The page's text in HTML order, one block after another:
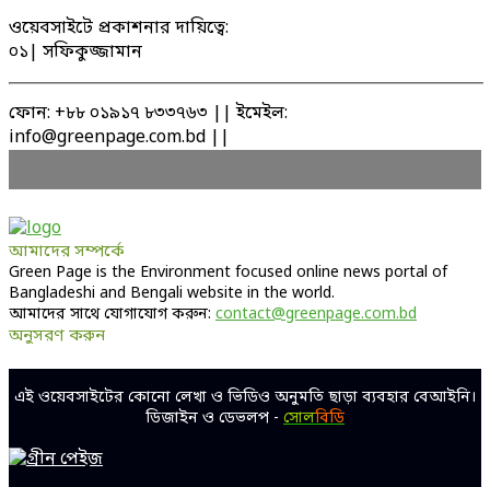
ওয়েবসাইটে প্রকাশনার দায়িত্বে:
০১| সফিকুজ্জামান
ফোন: +৮৮ ০১৯১৭ ৮৩৩৭৬৩ || ইমেইল:
info@greenpage.com.bd ||
আমাদের সম্পর্কে
Green Page is the Environment focused online news portal of
Bangladeshi and Bengali website in the world.
আমাদের সাথে যোগাযোগ করুন: contact@greenpage.com.bd
অনুসরণ করুন
এই ওয়েবসাইটের কোনো লেখা ও ভিডিও অনুমতি ছাড়া ব্যবহার বেআইনি।
ডিজাইন ও ডেভলপ - সোলবিডি